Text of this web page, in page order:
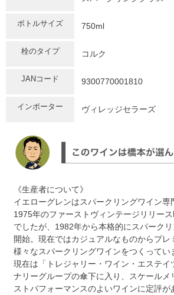
ボトルサイズ 750ml
栓のタイプ コルク
JANコード 9300770001810
インポーター ヴィレッジセラーズ
《生産者について》
イエローグレンはスパークリングワイン専
1975年のファーストヴィンテージリリー
でしたが、1982年から本格的にスパーク
開始。現在ではカジュアルなものからプレ
様々なスパークリングワインをつくってい
現在は「トレジャリー・ワイン・エステイ
ナリーグループの傘下に入り、スケールメ
ストパフォーマンスのよいワインに定評が